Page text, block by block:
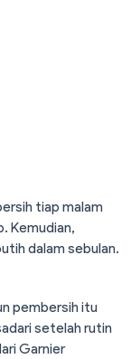
tiap malam
Kemudian,
dalam sebulan.
pembersih itu
setelah rutin
Garnier